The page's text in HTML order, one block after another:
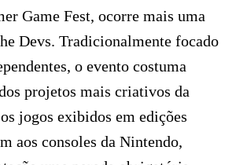
Game Fest, ocorre mais uma
Devs. Tradicionalmente focado
o evento costuma
projetos mais criativos da
jogos exibidos em edições
aos consoles da Nintendo,